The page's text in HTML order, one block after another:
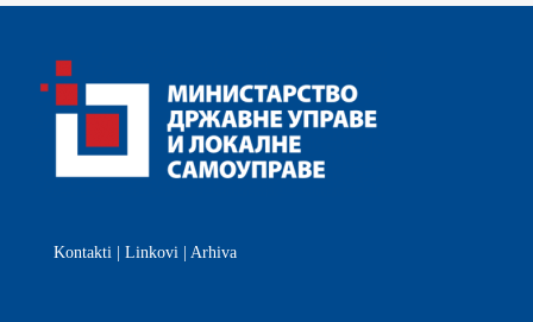
Kontakti Linkovi Arhiva